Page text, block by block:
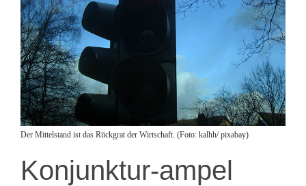
Der Mittelstand ist das Rückgrat der Wirtschaft. (Foto: kalhh/ pixabay)
Konjunktur-ampel